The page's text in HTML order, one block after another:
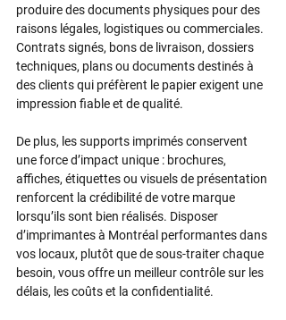
produire des documents physiques pour des
raisons légales, logistiques ou commerciales.​
Contrats signés, bons de livraison, dossiers
techniques, plans ou documents destinés à
des clients qui préfèrent le papier exigent une
impression fiable et de qualité.​
De plus, les supports imprimés conservent
une force d’impact unique : brochures,
affiches, étiquettes ou visuels de présentation
renforcent la crédibilité de votre marque
lorsqu’ils sont bien réalisés.​ Disposer
d’imprimantes à Montréal performantes dans
vos locaux, plutôt que de sous-traiter chaque
besoin, vous offre un meilleur contrôle sur les
délais, les coûts et la confidentialité.​